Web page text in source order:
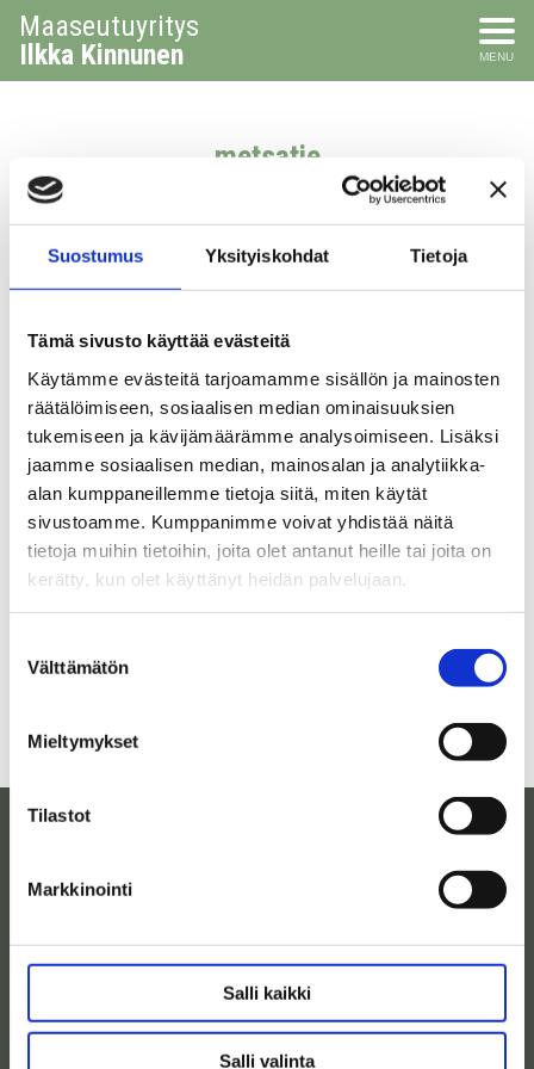
Suostumus Yksityiskohdat Tietoja
Tämä sivusto käyttää evästeitä
Käytämme evästeitä tarjoamamme sisällön ja mainosten
räätälöimiseen, sosiaalisen median ominaisuuksien
tukemiseen ja kävijämäärämme analysoimiseen. Lisäksi
jaamme sosiaalisen median, mainosalan ja analytiikka-
alan kumppaneillemme tietoja siitä, miten käytät
sivustoamme. Kumppanimme voivat yhdistää näitä
tietoja muihin tietoihin, joita olet antanut heille tai joita on
kerätty, kun olet käyttänyt heidän palvelujaan.
valinta
Välttämätön
Mieltymykset
Tilastot
Markkinointi
Salli kaikki
Salli valinta
Maaseutuyritys
Ilkka Kinnunen
MENU
metsatie
Yhteystiedot
ilkka.kinnunen1@gmail.com
0400-152112